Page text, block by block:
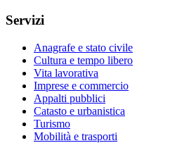
Servizi
Anagrafe e stato civile
Cultura e tempo libero
Vita lavorativa
Imprese e commercio
Appalti pubblici
Catasto e urbanistica
Turismo
Mobilità e trasporti